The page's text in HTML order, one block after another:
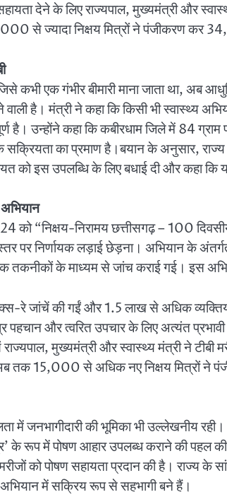
देने के लिए राज्यपाल, मुख्यमंत्री और
से ज्यादा निक्षय मित्रों ने पंजीकरण कर
कभी एक गंभीर बीमारी माना जाता था, अब
है। मंत्री ने कहा कि किसी भी स्वास्थ्य
है। उन्होंने कहा कि कबीरधाम जिले में 84
सक्रियता का प्रमाण है।बयान के अनुसार,
को इस उपलब्धि के लिए बधाई दी और कहा कि
को “निक्षय-निरामय छत्तीसगढ़ – 100
स्तर पर निर्णायक लड़ाई छेड़ना। अभियान के
तकनीकों के माध्यम से जांच कराई गई। इस
रे जांचें की गईं और 1.5 लाख से अधिक
पहचान और त्वरित उपचार के लिए अत्यंत
मुख्यमंत्री और स्वास्थ्य मंत्री ने टीबी
तक 15,000 से अधिक नए निक्षय मित्रों ने
में जनभागीदारी की भूमिका भी उल्लेखनीय
के रूप में पोषण आहार उपलब्ध कराने की
को पोषण सहायता प्रदान की है। राज्य के
में सक्रिय रूप से सहभागी बने हैं।